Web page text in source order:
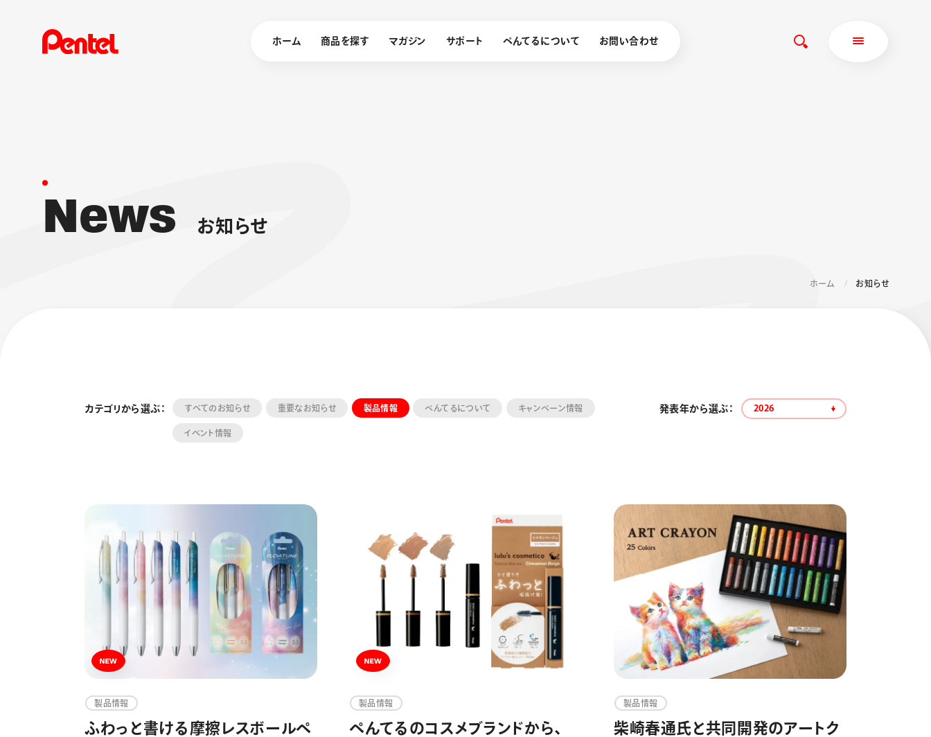
ホーム 商品を探す マガジン サポート ぺんてるについて お問い合わせ
エナージェル
シャープペン
消し具
ーズ
News お知 らせ
ホーム お知らせ
カテゴリから選ぶ： すべてのお知らせ 重要なお知らせ 製品情報 ぺんてるについて キャンペーン情報
イベント情報
発表年から選ぶ： 2026
製品情報
ふわっと書ける摩擦レスボールペ
製品情報
ぺんてるのコスメブランドから、
製品情報
柴崎春通氏と共同開発のアートク